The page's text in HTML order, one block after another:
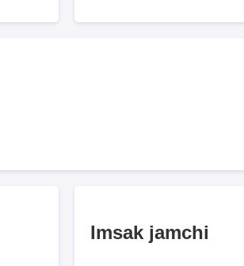
Imsak jamchi